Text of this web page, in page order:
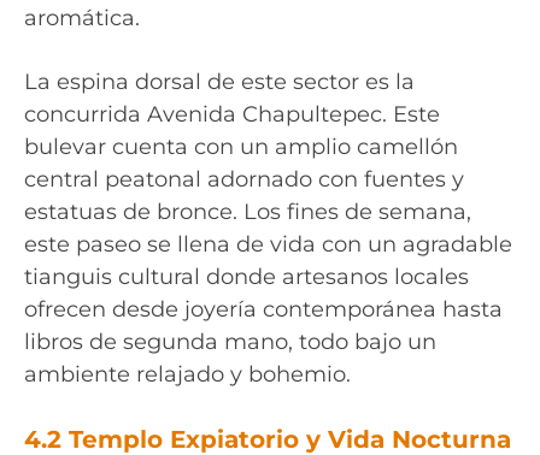
aromática.
La espina dorsal de este sector es la
concurrida Avenida Chapultepec. Este
bulevar cuenta con un amplio camellón
central peatonal adornado con fuentes y
estatuas de bronce. Los fines de semana,
este paseo se llena de vida con un agradable
tianguis cultural donde artesanos locales
ofrecen desde joyería contemporánea hasta
libros de segunda mano, todo bajo un
ambiente relajado y bohemio.
4.2 Templo Expiatorio y Vida Nocturna